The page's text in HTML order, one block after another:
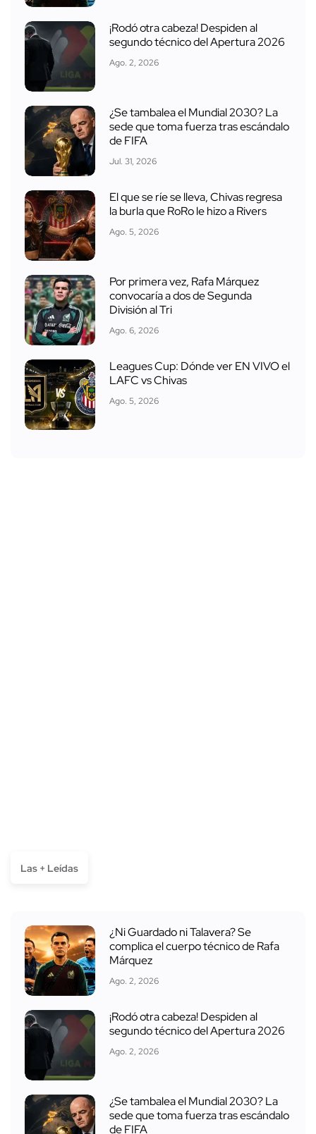
¡Rodó otra cabeza! Despiden al
segundo técnico del Apertura 2026
Ago. 2, 2026
¿Se tambalea el Mundial 2030? La
sede que toma fuerza tras escándalo
de FIFA
Jul. 31, 2026
El que se ríe se lleva, Chivas regresa
la burla que RoRo le hizo a Rivers
Ago. 5, 2026
Por primera vez, Rafa Márquez
convocaría a dos de Segunda
División al Tri
Ago. 6, 2026
Leagues Cup: Dónde ver EN VIVO el
LAFC vs Chivas
Ago. 5, 2026
Las + Leídas
¿Ni Guardado ni Talavera? Se
complica el cuerpo técnico de Rafa
Márquez
Ago. 2, 2026
¡Rodó otra cabeza! Despiden al
segundo técnico del Apertura 2026
Ago. 2, 2026
¿Se tambalea el Mundial 2030? La
sede que toma fuerza tras escándalo
de FIFA